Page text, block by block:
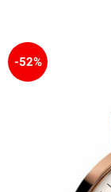
-52%